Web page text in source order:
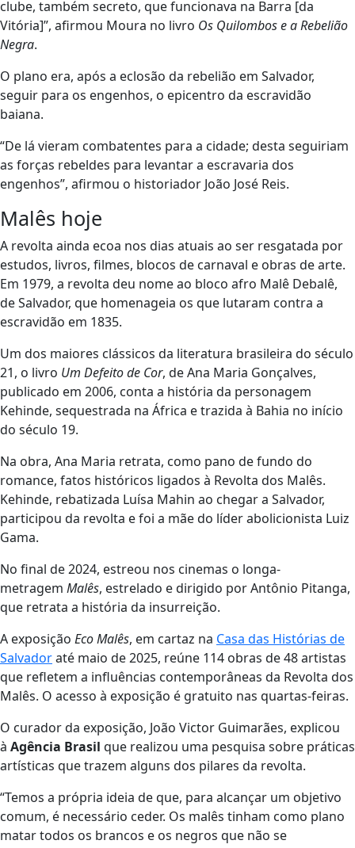
clube, também secreto, que funcionava na Barra [da
Vitória]”, afirmou Moura no livro Os Quilombos e a Rebelião
Negra.
O plano era, após a eclosão da rebelião em Salvador,
seguir para os engenhos, o epicentro da escravidão
baiana.
“De lá vieram combatentes para a cidade; desta seguiriam
as forças rebeldes para levantar a escravaria dos
engenhos”, afirmou o historiador João José Reis.
Malês hoje
A revolta ainda ecoa nos dias atuais ao ser resgatada por
estudos, livros, filmes, blocos de carnaval e obras de arte.
Em 1979, a revolta deu nome ao bloco afro Malê Debalê,
de Salvador, que homenageia os que lutaram contra a
escravidão em 1835.
Um dos maiores clássicos da literatura brasileira do século
21, o livro Um Defeito de Cor, de Ana Maria Gonçalves,
publicado em 2006, conta a história da personagem
Kehinde, sequestrada na África e trazida à Bahia no início
do século 19.
Na obra, Ana Maria retrata, como pano de fundo do
romance, fatos históricos ligados à Revolta dos Malês.
Kehinde, rebatizada Luísa Mahin ao chegar a Salvador,
participou da revolta e foi a mãe do líder abolicionista Luiz
Gama.
No final de 2024, estreou nos cinemas o longa-
metragem Malês, estrelado e dirigido por Antônio Pitanga,
que retrata a história da insurreição.
A exposição Eco Malês, em cartaz na Casa das Histórias de
Salvadoraté maio de 2025, reúne 114 obras de 48 artistas
que refletem a influências contemporâneas da Revolta dos
Malês. O acesso à exposição é gratuito nas quartas-feiras.
O curador da exposição, João Victor Guimarães, explicou
à Agência Brasil que realizou uma pesquisa sobre práticas
artísticas que trazem alguns dos pilares da revolta.
“Temos a própria ideia de que, para alcançar um objetivo
comum, é necessário ceder. Os malês tinham como plano
matar todos os brancos e os negros que não se